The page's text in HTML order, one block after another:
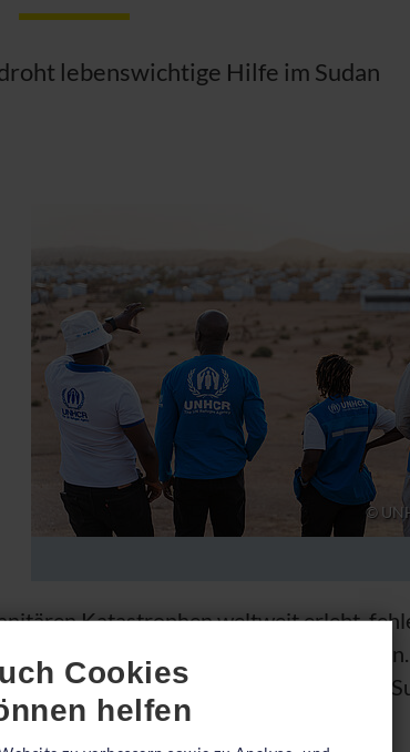
Cookies
helfen
lebenswichtige Hilfe im Sudan
©
Katastrophen weltweit erlebt,
mit dem Nötigsten zu
Gewalt entwurzelt – jede*r Dritte im